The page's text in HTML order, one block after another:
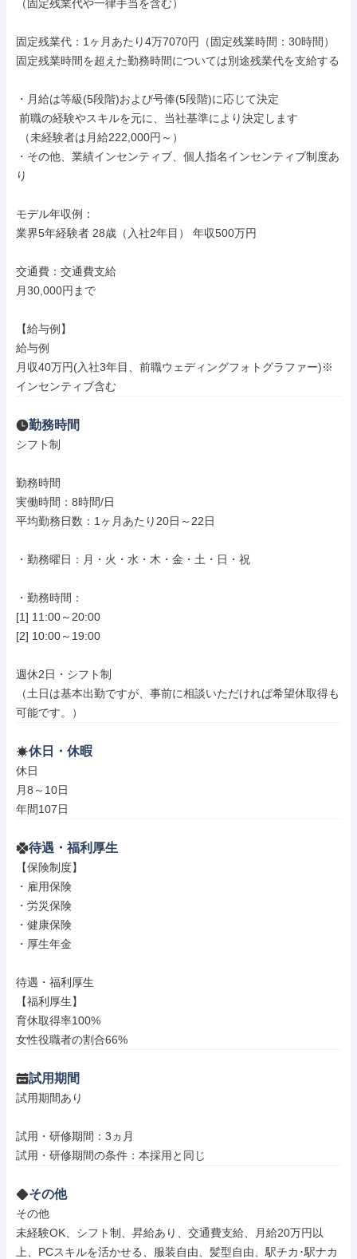
（固定残業代や一律手当を含む）
固定残業代：1ヶ月あたり4万7070円（固定残業時間：30時間）
固定残業時間を超えた勤務時間については別途残業代を支給する
・月給は等級(5段階)および号俸(5段階)に応じて決定
・その他、業績インセンティブ、個人指名インセンティブ制度あ
り
モデル年収例：
業界5年経験者 28歳（入社2年目） 年収500万円
交通費：交通費支給
月30,000円まで
【給与例】
給与例
月収40万円(入社3年目、前職ウェディングフォトグラファー)※
インセンティブ含む
勤務時間
シフト制
勤務時間
実働時間：8時間/日
平均勤務日数：1ヶ月あたり20日～22日
・勤務曜日：月・火・水・木・金・土・日・祝
・勤務時間：
[1] 11:00～20:00
[2] 10:00～19:00
週休2日・シフト制
（土日は基本出勤ですが、事前に相談いただければ希望休取得も
可能です。）
休日・休暇
休日
月8～10日
年間107日
待遇・福利厚生
【保険制度】
・雇用保険
・労災保険
・健康保険
・厚生年金
待遇・福利厚生
【福利厚生】
育休取得率100%
女性役職者の割合66%
試用期間
試用期間あり
試用・研修期間：3ヵ月
その他
その他
未経験OK、シフト制、昇給あり、交通費支給、月給20万円以
上、PCスキルを活かせる、服装自由、髪型自由、駅チカ･駅ナカ